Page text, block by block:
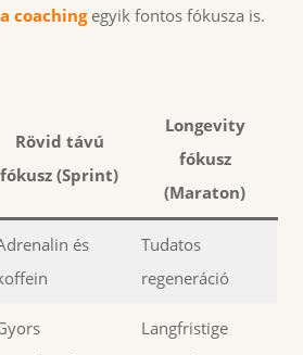
coachingegyik fontos fókusza is.
Rövid távú
fókusz (Sprint)
Longevity
fókusz
(Maraton)
és
Tudatos
regeneráció
Langfristige